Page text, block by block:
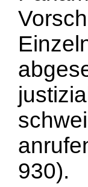
930).